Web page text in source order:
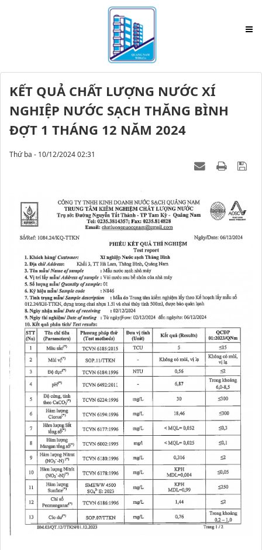
KẾT QUẢ CHẤT LƯỢNG NƯỚC XÍ
NGHIỆP NƯỚC SẠCH THĂNG BÌNH
ĐỢT 1 THÁNG 12 NĂM 2024
Thứ ba - 10/12/2024 02:31